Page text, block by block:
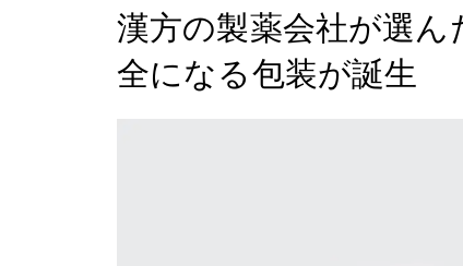
漢方の製薬会社が選
全になる包装が誕生